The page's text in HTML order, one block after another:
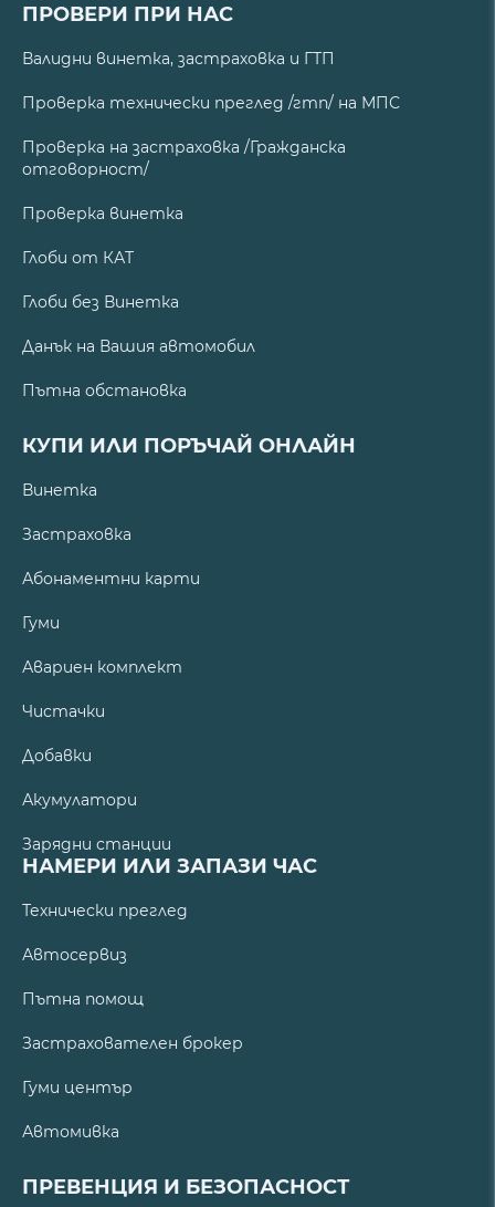
ПРОВЕРИ ПРИ НАС
Валидни винетка, застраховка и ГТП
Проверка технически преглед /гтп/ на МПС
Проверка на застраховка /Гражданска
отговорност/
Проверка винетка
Глоби от КАТ
Глоби без Винетка
Данък на Вашия автомобил
Пътна обстановка
КУПИ ИЛИ ПОРЪЧАЙ ОНЛАЙН
Винетка
Застраховка
Абонаментни карти
Гуми
Авариен комплект
Чистачки
Добавки
Акумулатори
Зарядни станции
НАМЕРИ ИЛИ ЗАПАЗИ ЧАС
Технически преглед
Автосервиз
Пътна помощ
Застрахователен брокер
Гуми център
Автомивка
ПРЕВЕНЦИЯ И БЕЗОПАСНОСТ